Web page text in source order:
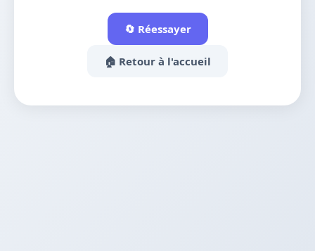
🔄 Réessayer
🏠 Retour à l'accueil